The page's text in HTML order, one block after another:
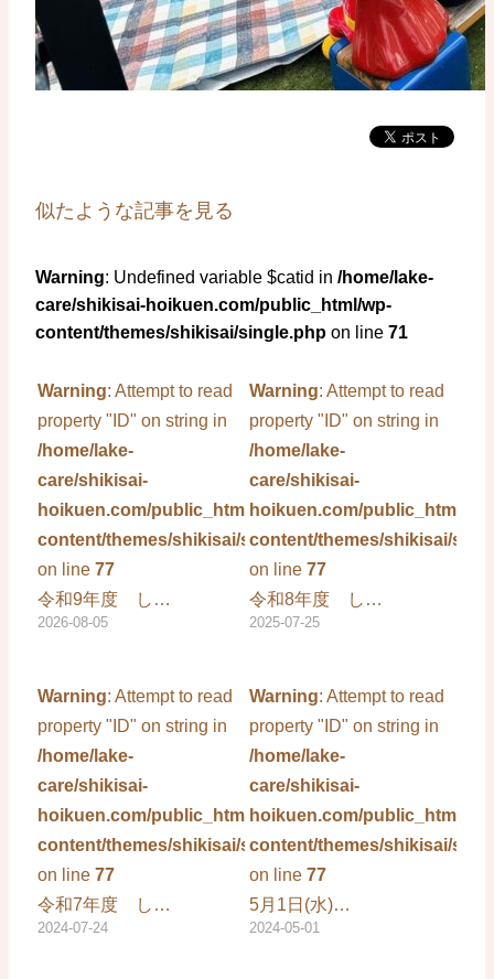
似たような記事を見る
Warning: Undefined variable $catid in /home/lake-
care/shikisai-hoikuen.com/public_html/wp-
content/themes/shikisai/single.php on line 71
Warning: Attempt to read
property "ID" on string in
/home/lake-
care/shikisai-
hoikuen.com/public_html/wp-
content/themes/shikisai/single.php
on line 77
令和9年度 し…
2026-08-05
Warning: Attempt to read
property "ID" on string in
/home/lake-
care/shikisai-
hoikuen.com/public_html/wp-
content/themes/shikisai/
on line 77
令和8年度 し…
2025-07-25
Warning: Attempt to read
property "ID" on string in
/home/lake-
care/shikisai-
hoikuen.com/public_html/wp-
content/themes/shikisai/single.php
on line 77
令和7年度 し…
2024-07-24
Warning: Attempt to read
property "ID" on string in
/home/lake-
care/shikisai-
hoikuen.com/public_html/wp-
content/themes/shikisai/
on line 77
5月1日(水)…
2024-05-01